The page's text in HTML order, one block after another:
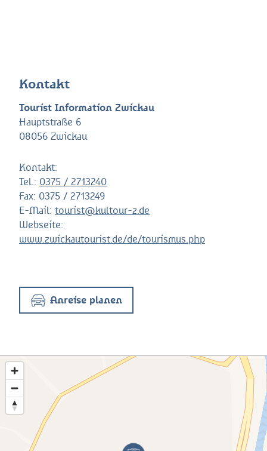
Kontakt
Tourist Information Zwickau
Hauptstraße 6
08056 Zwickau
Kontakt:
Tel.: 0375 / 2713240
Fax: 0375 / 2713249
E-Mail: tourist@kultour-z.de
Webseite:
www.zwickautourist.de/de/tourismus.php
Anreise planen